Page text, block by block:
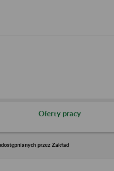
Oferty pracy
przez Zakład